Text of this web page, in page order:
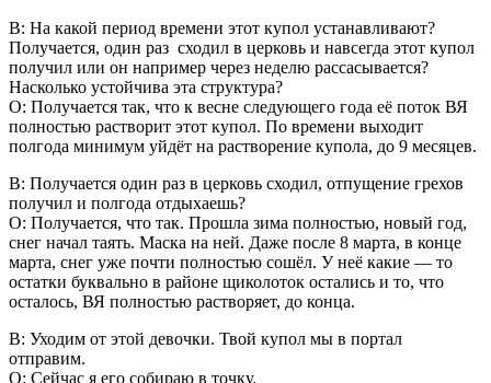
В: На какой период времени этот купол устанавливают?
Получается, один раз сходил в церковь и навсегда этот купол
получил или он например через неделю рассасывается?
Насколько устойчива эта структура?
О: Получается так, что к весне следующего года её поток ВЯ
полностью растворит этот купол. По времени выходит
полгода минимум уйдёт на растворение купола, до 9 месяцев.
В: Получается один раз в церковь сходил, отпущение грехов
получил и полгода отдыхаешь?
О: Получается, что так. Прошла зима полностью, новый год,
снег начал таять. Маска на ней. Даже после 8 марта, в конце
марта, снег уже почти полностью сошёл. У неё какие — то
остатки буквально в районе щиколоток остались и то, что
осталось, ВЯ полностью растворяет, до конца.
В: Уходим от этой девочки. Твой купол мы в портал
отправим.
О: Сейчас я его собираю в точку.